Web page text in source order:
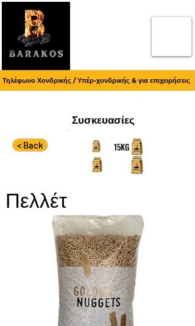
Τηλέφωνο Χονδρικής / Υπέρ-χονδρικής & για επιχειρήσεις
Συσκευασίες
< Back 15KG
Πελλέτ